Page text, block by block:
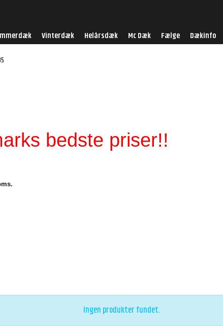
Vinterdæk Helårsdæk Mc Dæk Fælge Dækinfo
bedste priser!!
Ingen produkter fundet.